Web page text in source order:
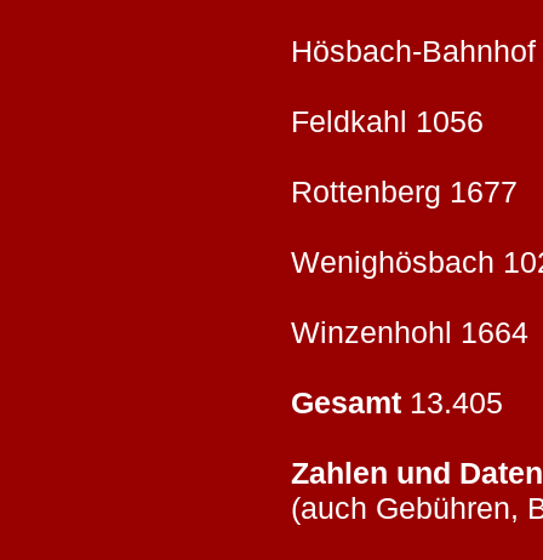
Hösbach-
Feldkahl
Rottenberg
Gesamt
Zahlen und Daten
(auch Gebühren,